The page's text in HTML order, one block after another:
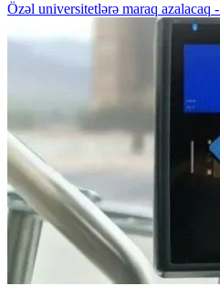
Özəl universitetlərə maraq azalacaq -